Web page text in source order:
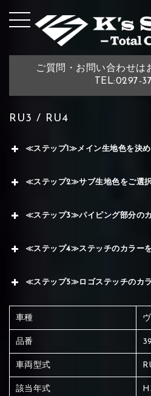
ご質問・お問い合わせは
TEL:0297-
RU3 / RU4
≪ステップ1≫メイン生地色を決め
≪ステップ2≫サブ生地色をご選択
≪ステップ3≫パイピング部分の
≪ステップ4≫ステッチのカラー
≪ステップ5≫ロゴステッチのカ
車種
品番
車両型式
該当年式